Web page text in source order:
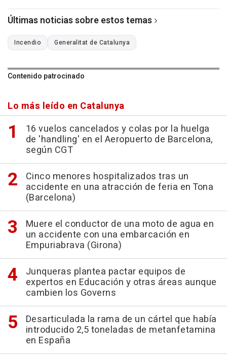
Últimas noticias sobre estos temas
Incendio Generalitat de Catalunya
Contenido patrocinado
Lo más leído en Catalunya
16 vuelos cancelados y colas por la huelga
de 'handling' en el Aeropuerto de Barcelona,
según CGT
Cinco menores hospitalizados tras un
accidente en una atracción de feria en Tona
(Barcelona)
Muere el conductor de una moto de agua en
un accidente con una embarcación en
Empuriabrava (Girona)
Junqueras plantea pactar equipos de
expertos en Educación y otras áreas aunque
cambien los Governs
Desarticulada la rama de un cártel que había
introducido 2,5 toneladas de metanfetamina
en España